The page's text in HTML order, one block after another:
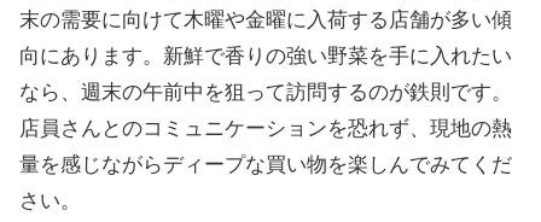
末の需要に向けて木曜や金曜に入荷する店舗が多い傾
向にあります。新鮮で香りの強い野菜を手に入れたい
なら、週末の午前中を狙って訪問するのが鉄則です。
店員さんとのコミュニケーションを恐れず、現地の熱
量を感じながらディープな買い物を楽しんでみてくだ
さい。